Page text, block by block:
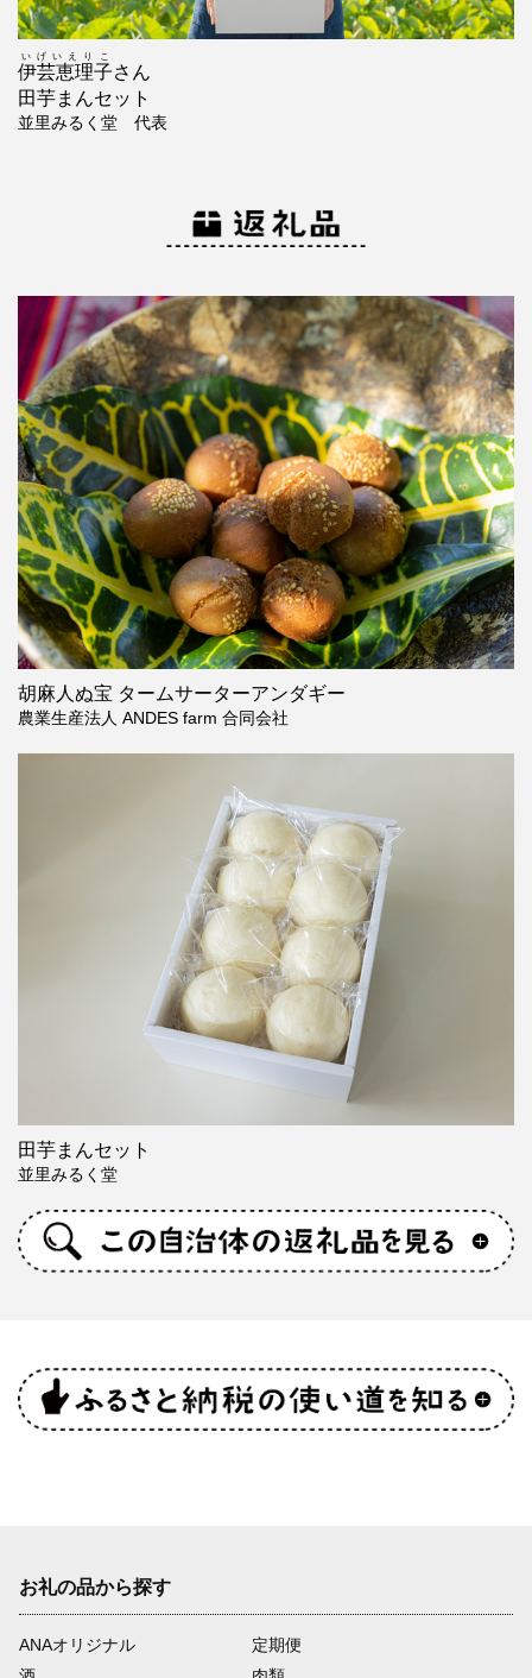
伊芸恵理子
いげいえりこ
さん
田芋まんセット
並里みるく堂 代表
胡麻人ぬ宝 タームサーターアンダギー
農業生産法人 ANDES farm 合同会社
田芋まんセット
並里みるく堂
お礼の品から探す
ANAオリジナル
定期便